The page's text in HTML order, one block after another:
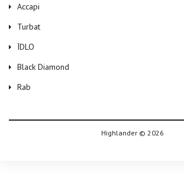
Accapi
Turbat
ЇDLO
Black Diamond
Rab
Highlander © 2026